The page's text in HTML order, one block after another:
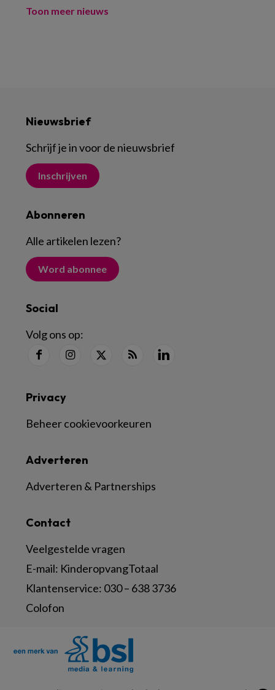
Toon meer nieuws
Nieuwsbrief
Schrijf je in voor de nieuwsbrief
Inschrijven
Abonneren
Alle artikelen lezen?
Word abonnee
Social
Volg ons op:
Contact
Veelgestelde vragen
E-mail: KinderopvangTotaal
Klantenservice: 030 – 638 3736
Colofon
Adverteren
Adverteren & Partnerships
Privacy
Beheer cookievoorkeuren